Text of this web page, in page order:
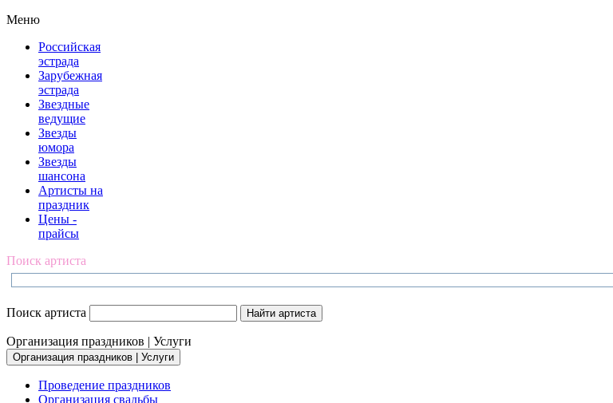
Меню
Российская
эстрада
Зарубежная
эстрада
Звездные
ведущие
Звезды
юмора
Звезды
шансона
Артисты на
праздник
Цены -
прайсы
Поиск артиста
Поиск артиста
Организация праздников | Услуги
Организация праздников | Услуги
Проведение праздников
Организация свадьбы